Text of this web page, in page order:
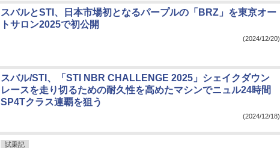
スバルとSTI、日本市場初となるパープルの「BRZ」を東京オー
トサロン2025で初公開
(2024/12/20)
スバル/STI、「STI NBR CHALLENGE 2025」シェイクダウン
レースを走り切るための耐久性を高めたマシンでニュル24時間
SP4Tクラス連覇を狙う
(2024/12/18)
試乗記